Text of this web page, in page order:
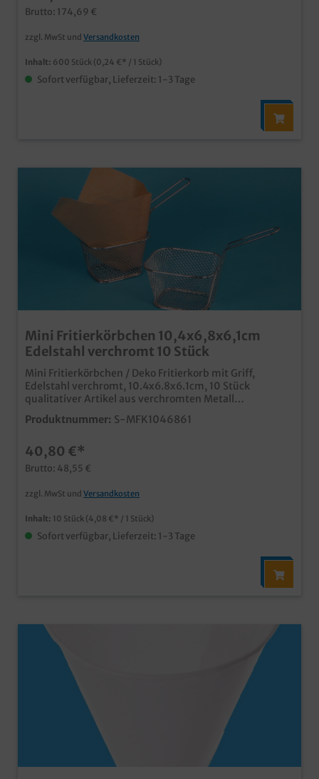
Design bedruckbar
Brutto: 174,69 €
zzgl. MwSt und Versandkosten
Inhalt: 600 Stück (0,24 €* / 1 Stück)
Sofort verfügbar, Lieferzeit: 1-3 Tage
Mini Fritierkörbchen 10,4x6,8x6,1cm
Edelstahl verchromt 10 Stück
Mini Fritierkörbchen / Deko Fritierkorb mit Griff,
Edelstahl verchromt, 10.4x6.8x6.1cm, 10 Stück
qualitativer Artikel aus verchromten Metall
spülmaschinenfest und mehrfach verwendbar ideal für
das präsentieren und Servieren von Pommes, Nuggets,
unseren 2-seitig offenen Snacktaschen
Produktnummer: S-MFK1046861
40,80 €*
Brutto: 48,55 €
zzgl. MwSt und Versandkosten
Inhalt: 10 Stück (4,08 €* / 1 Stück)
Sofort verfügbar, Lieferzeit: 1-3 Tage